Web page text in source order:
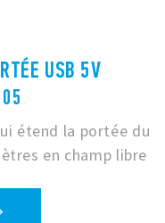
USB 5V
étend la portée du
en champ libre